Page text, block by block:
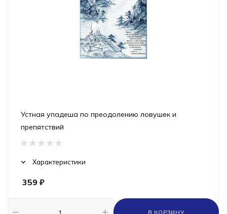
Устная упадеша по преодолению ловушек и
препятствий
Характеристики
359 ₽
В КОРЗИНУ